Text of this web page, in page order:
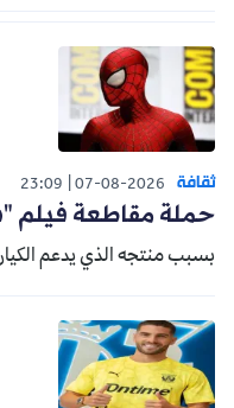
ثقافة 07-08-2026
23:09
حملة مقاطعة فيلم
بسبب منتجه الذي يدعم